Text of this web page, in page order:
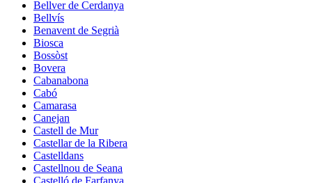
Bellver de Cerdanya
Bellvís
Benavent de Segrià
Biosca
Bossòst
Bovera
Cabanabona
Cabó
Camarasa
Canejan
Castell de Mur
Castellar de la Ribera
Castelldans
Castellnou de Seana
Castelló de Farfanya